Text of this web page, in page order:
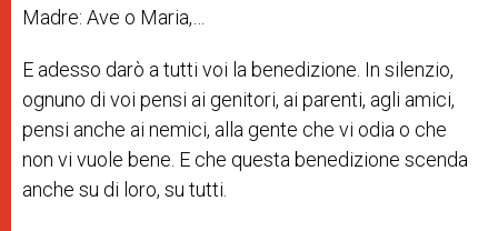
Madre: Ave o Maria,…
E adesso darò a tutti voi la benedizione. In silenzio,
ognuno di voi pensi ai genitori, ai parenti, agli amici,
pensi anche ai nemici, alla gente che vi odia o che
non vi vuole bene. E che questa benedizione scenda
anche su di loro, su tutti.